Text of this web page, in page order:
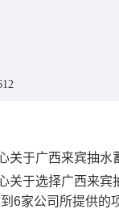
关于广西来宾抽
关于选择广西来
6家公司所提供